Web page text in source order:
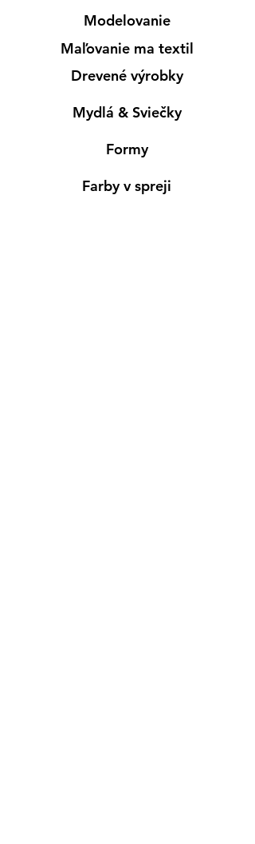
Modelovanie
Maľovanie ma textil
Drevené výrobky
Mydlá & Sviečky
Formy
Farby v spreji